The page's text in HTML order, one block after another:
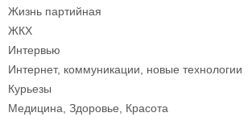
Жизнь партийная
ЖКХ
Интервью
Интернет, коммуникации, новые технологии
Курьезы
Медицина, Здоровье, Красота